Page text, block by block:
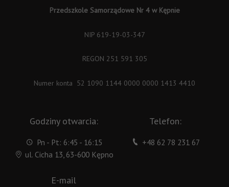
Przedszkole Samorządowe Nr 4 w Kępnie
NIP 619-19-03-347
REGON 251 591 305
Numer konta 52 1090 1144 0000 0000 1413 4410
Godziny otwarcia:
Pn - Pt: 6:45 - 16:15
ul. Cicha 13, 63-600 Kępno
Telefon:
+48 62 78 231 67
E-mail